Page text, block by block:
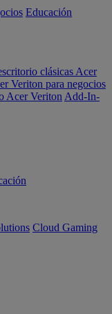
Educación
clásicas Acer
Veriton para negocios
Acer Veriton Add-In-
Cloud Gaming